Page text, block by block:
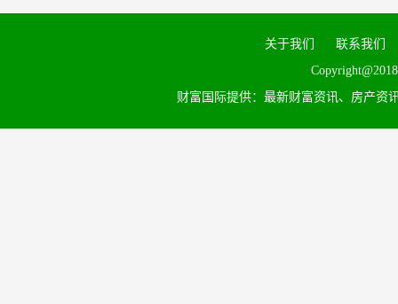
关于我们
联系我们
财富国际提供：最新财富资讯、房产资